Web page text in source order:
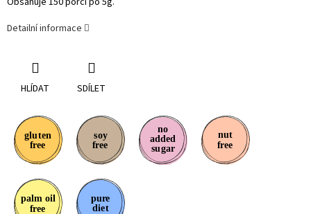
Detailní informace
HLÍDAT SDÍLET